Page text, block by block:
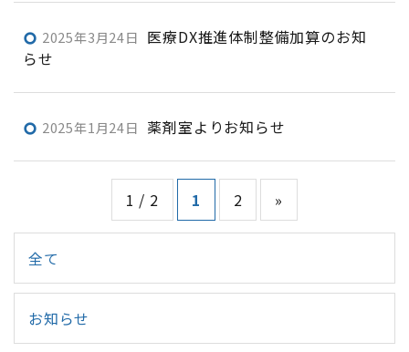
trip_origin 2025年3月24日 医療DX推進体制整備加算のお知
らせ
trip_origin 2025年1月24日 薬剤室よりお知らせ
1 / 2 1 2 »
全て
お知らせ